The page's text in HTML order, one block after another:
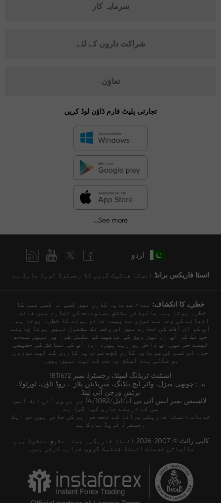
سرمایہ کار
شراکت داروں کے لئے
تعاؤن
تجارتی پلیٹ فارم ڈاؤن لوڈ کریں
See more...
اردو
انسٹا فاریکس برانڈ انسٹا فنٹیک گروپ کا رجسٹرڈ ٹریڈ مارک ہے
خطرے کا انکشاف: تمام سرمایہ کاری میں کسی نہ کسی قسم کا
خطرہ ہوتا ہے۔ مالیاتی مشتق مصنوعات کی تجارت میں فائدہ
اٹھانے کی وجہ سے تیزی سے پیسہ ضائع ہونے کا خطرہ ہوتا ہے۔
آپ کو ان آلات کی تجارت میں اس وقت تک مشغول نہیں ہونا چاہئے
جب تک کہ آپ ان لین دین کی نوعیت کو مکمل طور پر نہیں سمجھ
لیتے جس میں آپ داخل ہو رہے ہیں، اور آپ کی نمائش کی حقیقی
حد۔ اس قسم کی سرمایہ کاری کچھ سرمایہ کاروں کے لیے موزوں
ہو سکتی ہے، لیکن یہ سب کے لیے نہیں ہیں۔
انسٹنٹ ٹریڈنگ لمیٹڈ، رجسٹرڈ نمبر 1811672
پتہ: چوتھی منزل، واٹر ایج بلڈنگ، میریڈیئن پلازہ، روڈ ٹاؤن، ٹورٹولا،
برٹش ورجن آئی لینڈ
لائسنس نمبر ایس آئی بی اے/ایل/14/1082 جو بی وی آئی ایف ایس
سی کے ذریعے جاری کیا گیا ہے
خدمات انسٹا فاریکس برانڈ کے تحت فراہم کی جاتی ہیں جو ایک
رجسٹرڈ ٹریڈ مارک ہے
کاپی رائٹ © 2007-2026 انسٹا فاریکس۔ جملہ حقوق محفوظ ہیں.
مالیاتی خدمات انسٹا فنٹیک گروپ فراہم کرتی ہیں۔